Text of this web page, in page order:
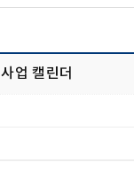
업 캘린더